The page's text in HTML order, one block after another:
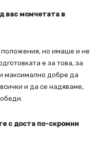
вас момчетата в
но имаше и не
е за това, за
максимално добре да
и да се надяваме,
с доста по-скромни